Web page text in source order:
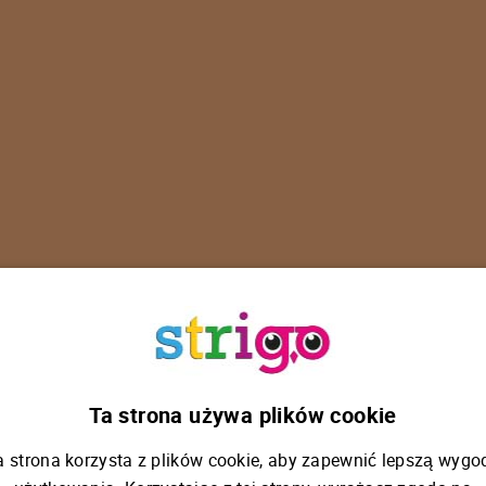
Ups!
Ta strona używa plików cookie
strona korzysta z plików cookie, aby zapewnić lepszą